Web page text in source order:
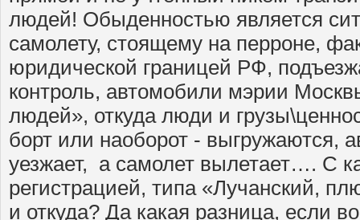
людей! Обыденностью является
самолету, стоящему на перроне,
юридической границей РФ,
контроль, автомобили мэрии
людей», откуда люди и
борт или наоборот - выгружаются,
уезжает, а самолет вылетает…. С
регистрацией, типа «Лучанский,
и откуда? Да какая разница, если